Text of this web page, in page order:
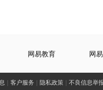
网易教育 网
客户服务 隐私政策 不良信息举